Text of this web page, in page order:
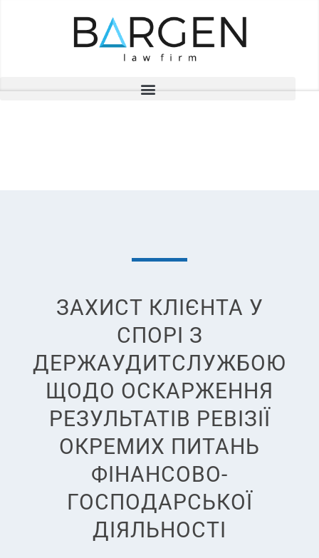
ЗАХИСТ КЛІЄНТА У
СПОРІ З
ДЕРЖАУДИТСЛУЖБОЮ
ЩОДО ОСКАРЖЕННЯ
РЕЗУЛЬТАТІВ РЕВІЗІЇ
ОКРЕМИХ ПИТАНЬ
ФІНАНСОВО-
ГОСПОДАРСЬКОЇ
ДІЯЛЬНОСТІ